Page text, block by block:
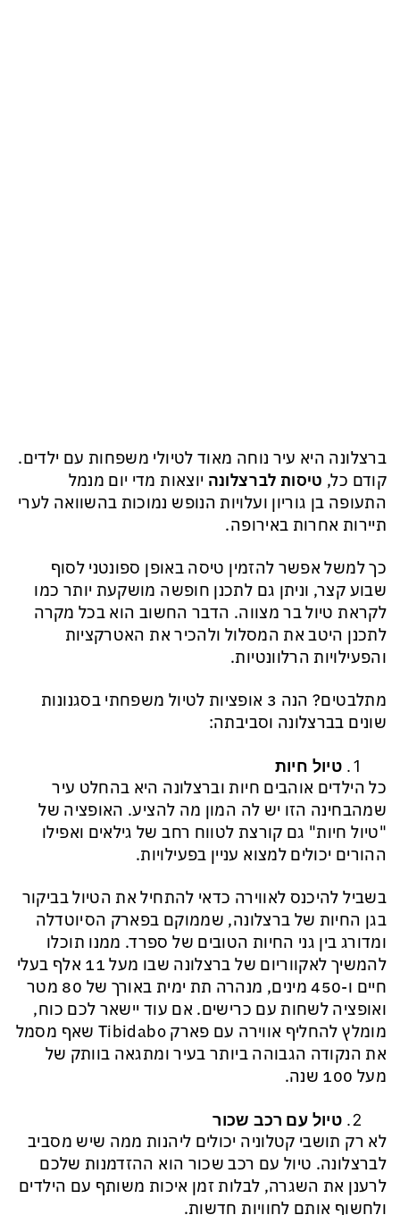
ברצלונה היא עיר נוחה מאוד לטיולי משפחות עם ילדים.
קודם כל, טיסות לברצלונה יוצאות מדי יום מנמל
התעופה בן גוריון ועלויות הנופש נמוכות בהשוואה לערי
תיירות אחרות באירופה.
כך למשל אפשר להזמין טיסה באופן ספונטני לסוף
שבוע קצר, וניתן גם לתכנן חופשה מושקעת יותר כמו
לקראת טיול בר מצווה. הדבר החשוב הוא בכל מקרה
לתכנן היטב את המסלול ולהכיר את האטרקציות
והפעילויות הרלוונטיות.
מתלבטים? הנה 3 אופציות לטיול משפחתי בסגנונות
שונים בברצלונה וסביבתה:
טיול חיות
כל הילדים אוהבים חיות וברצלונה היא בהחלט עיר
שמהבחינה הזו יש לה המון מה להציע. האופציה של
"טיול חיות" גם קורצת לטווח רחב של גילאים ואפילו
ההורים יכולים למצוא עניין בפעילויות.
בשביל להיכנס לאווירה כדאי להתחיל את הטיול בביקור
בגן החיות של ברצלונה, שממוקם בפארק הסיוטדלה
ומדורג בין גני החיות הטובים של ספרד. ממנו תוכלו
להמשיך לאקווריום של ברצלונה שבו מעל 11 אלף בעלי
חיים ו-450 מינים, מנהרה תת ימית באורך של 80 מטר
ואופציה לשחות עם כרישים. אם עוד יישאר לכם כוח,
מומלץ להחליף אווירה עם פארק Tibidabo שאף מסמל
את הנקודה הגבוהה ביותר בעיר ומתגאה בוותק של
מעל 100 שנה.
טיול עם רכב שכור
לא רק תושבי קטלוניה יכולים ליהנות ממה שיש מסביב
לברצלונה. טיול עם רכב שכור הוא ההזדמנות שלכם
לרענן את השגרה, לבלות זמן איכות משותף עם הילדים
ולחשוף אותם לחוויות חדשות.